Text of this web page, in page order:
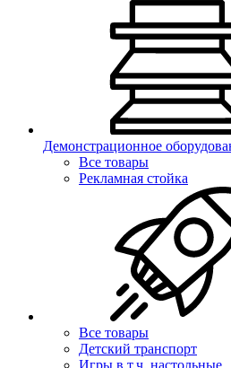
Демонстрационное
Все товары
Рекламная стойка
Все товары
Детский транспорт
Игры в т.ч. настольные